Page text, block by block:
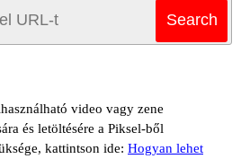
video vagy zene
és letöltésére a Piksel-ből
kattintson ide: Hogyan lehet